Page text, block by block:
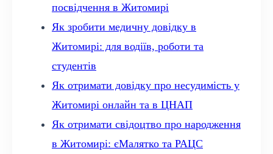
посвідчення в Житомирі
Як зробити медичну довідку в
Житомирі: для водіїв, роботи та
студентів
Як отримати довідку про несудимість у
Житомирі онлайн та в ЦНАП
Як отримати свідоцтво про народження
в Житомирі: єМалятко та РАЦС